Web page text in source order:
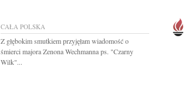
CAŁA POLSKA
Z głębokim smutkiem przyjęłam wiadomość o
śmierci majora Zenona Wechmanna ps. "Czarny
Wilk"...